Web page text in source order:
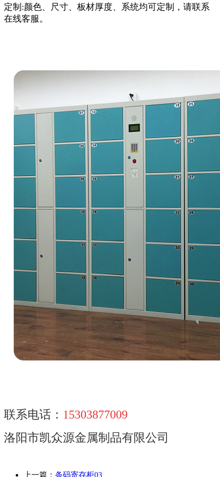
定制:颜色、尺寸、板材厚度、系统均可定制，请联系
在线客服。
联系电话： 15303877009
洛阳市凯众源金属制品有限公司
上一篇： 条码寄存柜03